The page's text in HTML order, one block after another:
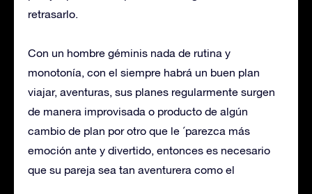
retrasarlo.
Con un hombre géminis nada de rutina y
monotonía, con el siempre habrá un buen plan
viajar, aventuras, sus planes regularmente surgen
de manera improvisada o producto de algún
cambio de plan por otro que le ´parezca más
emoción ante y divertido, entonces es necesario
que su pareja sea tan aventurera como el